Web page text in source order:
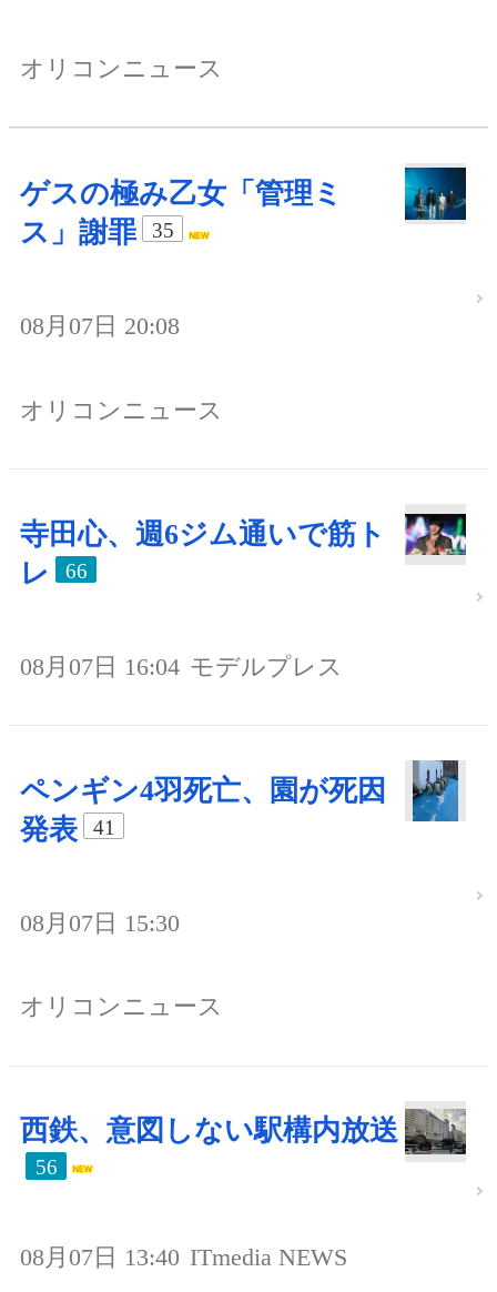
オリコンニュース
ゲスの極み乙女「管理ミ
ス」謝罪
35
08月07日 20:08
オリコンニュース
寺田心、週6ジム通いで筋ト
レ
66
08月07日 16:04 モデルプレス
ペンギン4羽死亡、園が死因
発表
41
08月07日 15:30
オリコンニュース
西鉄、意図しない駅構内放送
56
08月07日 13:40 ITmedia NEWS